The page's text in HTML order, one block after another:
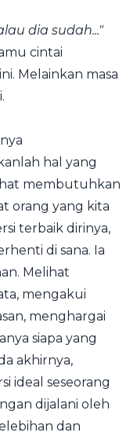
dia sudah..."
cintai
Melainkan masa
hal yang
membutuhkan
orang yang kita
terbaik dirinya,
di sana. Ia
Melihat
mengakui
menghargai
siapa yang
akhirnya,
ideal seseorang
dijalani oleh
dan